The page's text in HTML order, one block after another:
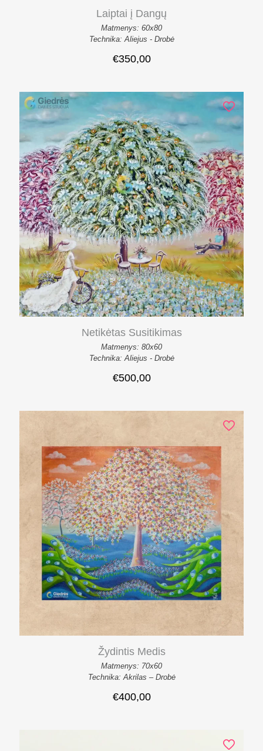
Laiptai į Dangų
Matmenys: 60x80
Technika: Aliejus - Drobė
€350,00
Netikėtas Susitikimas
Matmenys: 80x60
Technika: Aliejus - Drobė
€500,00
Žydintis Medis
Matmenys: 70x60
Technika: Akrilas – Drobė
€400,00